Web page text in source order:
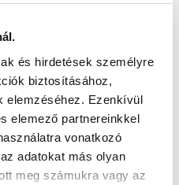
és hirdetések személyre
biztosításához,
elemzéséhez. Ezenkívül
elemező partnereinkkel
vonatkozó
adatokat más olyan
meg számukra vagy az
AZ